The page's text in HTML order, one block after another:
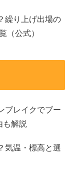
であることがうか
繰り上げ出場の
（公式）
ブレイクでブー
も解説
気温・標高と選